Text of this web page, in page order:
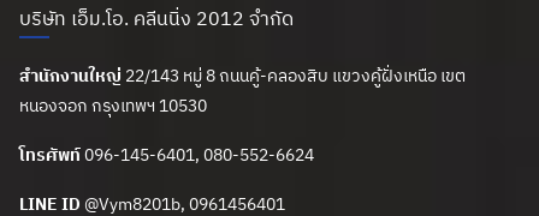
บริษัท เอ็ม.โอ. คลีนนิ่ง 2012 จำกัด
สำนักงานใหญ่ 22/143 หมู่ 8 ถนนคู้-คลองสิบ แขวงคู้ฝั่งเหนือ เขต
หนองจอก กรุงเทพฯ 10530
โทรศัพท์096-145-6401, 080-552-6624
LINE ID @Vym8201b, 0961456401